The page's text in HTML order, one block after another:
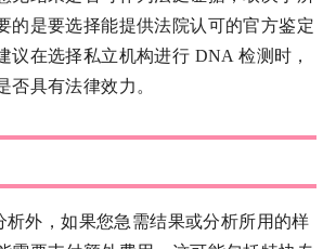
的是要选择能提供法院认可的官方鉴定
议在选择私立机构进行 DNA 检测时，
否具有法律效力。
析外，如果您急需结果或分析所用的样